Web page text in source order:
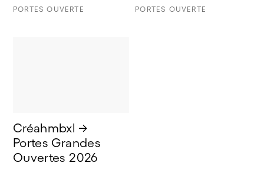
PORTES OUVERTE PORTES OUVERTE
Créahmbxl →
Portes Grandes
Ouvertes 2026